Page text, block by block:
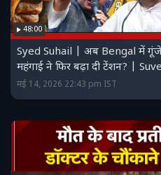
48:00
Syed Suhail | अब Bengal में
महंगाई ने फिर बढ़ा दी टेंशन? |
मई 14, 2026 22:43 pm IST